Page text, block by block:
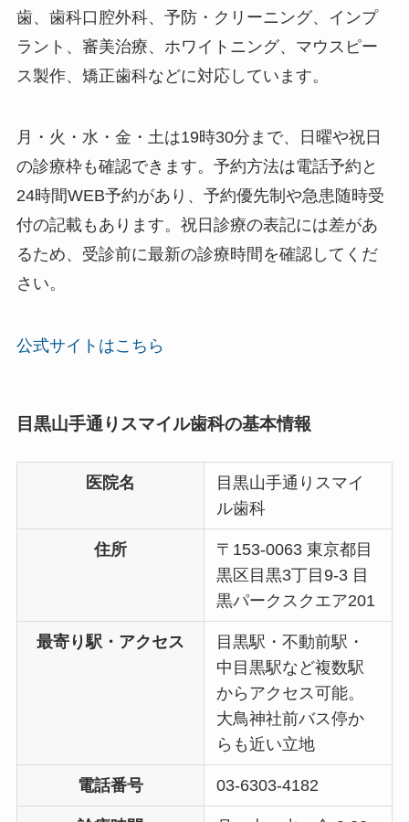
歯、歯科口腔外科、予防・クリーニング、インプ
ラント、審美治療、ホワイトニング、マウスピー
ス製作、矯正歯科などに対応しています。
月・火・水・金・土は19時30分まで、日曜や祝日
の診療枠も確認できます。予約方法は電話予約と
24時間WEB予約があり、予約優先制や急患随時受
付の記載もあります。祝日診療の表記には差があ
るため、受診前に最新の診療時間を確認してくだ
さい。
公式サイトはこちら
目黒山手通りスマイル歯科の基本情報
医院名
目黒山手通りスマイ
ル歯科
住所
〒153-0063 東京都目
黒区目黒3丁目9-3 目
黒パークスクエア201
最寄り駅・アクセス
目黒駅・不動前駅・
中目黒駅など複数駅
からアクセス可能。
大鳥神社前バス停か
らも近い立地
電話番号 03-6303-4182